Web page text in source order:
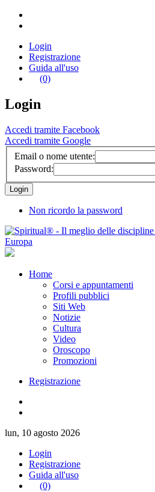
Login
Registrazione
Guida all'uso
(0)
Login
Accedi tramite Facebook
Accedi tramite Google
Email o nome utente:
Password:
Non ricordo la password
Home
Corsi e appuntamenti
Profili pubblici
Siti Web
Notizie
Cultura
Video
Oroscopo
Promozioni
Registrazione
lun, 10 agosto 2026
Login
Registrazione
Guida all'uso
(0)